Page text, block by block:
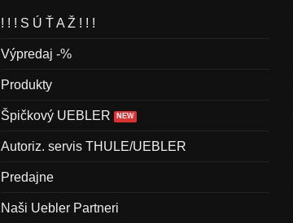
! ! ! S Ú Ť A Ž ! ! !
Výpredaj -%
Produkty
Špičkový UEBLER
Autoriz. servis THULE/UEBLER
Predajne
Naši Uebler Partneri